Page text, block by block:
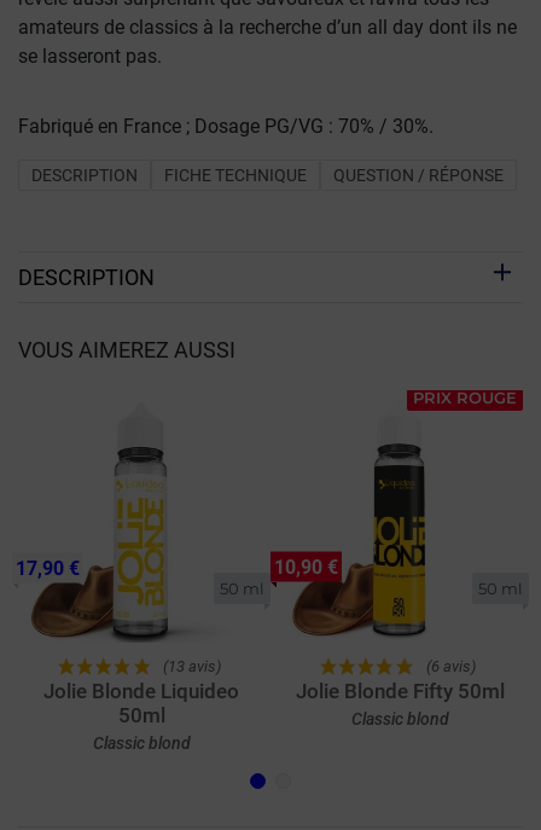
amateurs de classics à la recherche d’un all day dont ils ne
se lasseront pas.
Fabriqué en France ; Dosage PG/VG : 70% / 30%.
DESCRIPTION FICHE TECHNIQUE QUESTION / RÉPONSE
DESCRIPTION
VOUS AIMEREZ AUSSI
50 ml
(13 avis)
Jolie Blonde Liquideo
50ml
Classic blond
17,90 €
PRIX ROUGE
50 ml
(6 avis)
Jolie Blonde Fifty 50ml
Classic blond
10,90 €